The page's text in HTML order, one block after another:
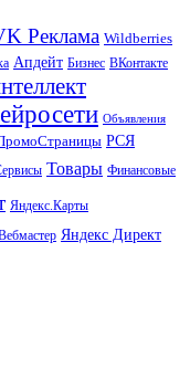
Реклама Wildberries
Апдейт Бизнес ВКонтакте
Объявления
РСЯ
Товары Финансовые
Яндекс.Карты
Яндекс Директ